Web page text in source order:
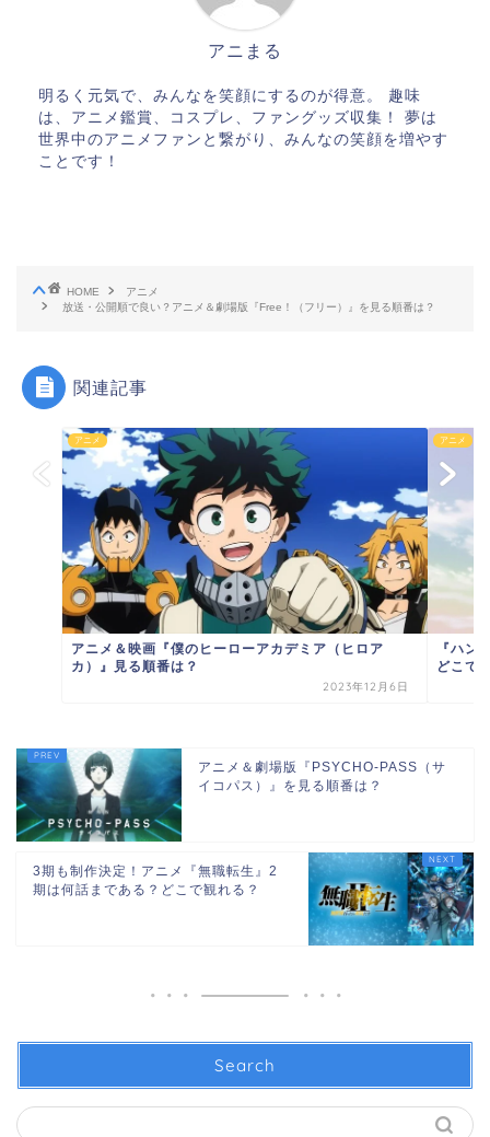
アニまる
明るく元気で、みんなを笑顔にするのが得意。 趣味
は、アニメ鑑賞、コスプレ、ファングッズ収集！ 夢は
世界中のアニメファンと繋がり、みんなの笑顔を増やす
ことです！
HOME
アニメ
放送・公開順で良い？アニメ＆劇場版『Free！（フリー）』を見る順番は？
関連記事
アニメ
アニメ＆映画『僕のヒーローアカデミア（ヒロア
カ）』見る順番は？
2023年12月6日
アニメ
『ハン
どこで
アニメ＆劇場版『PSYCHO-PASS（サ
イコパス）』を見る順番は？
3期も制作決定！アニメ『無職転生』2
期は何話まである？どこで観れる？
Search